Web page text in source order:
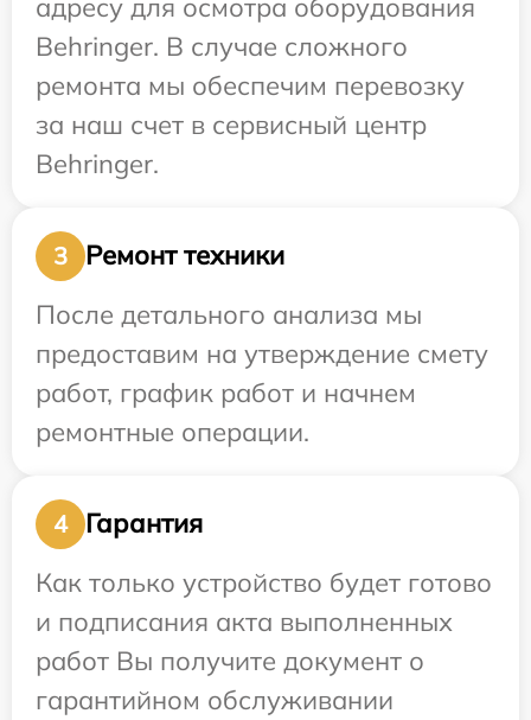
адресу для осмотра оборудования
Behringer. В случае сложного
ремонта мы обеспечим перевозку
за наш счет в сервисный центр
Behringer.
3
Ремонт техники
После детального анализа мы
предоставим на утверждение смету
работ, график работ и начнем
ремонтные операции.
4
Гарантия
Как только устройство будет готово
и подписания акта выполненных
работ Вы получите документ о
гарантийном обслуживании